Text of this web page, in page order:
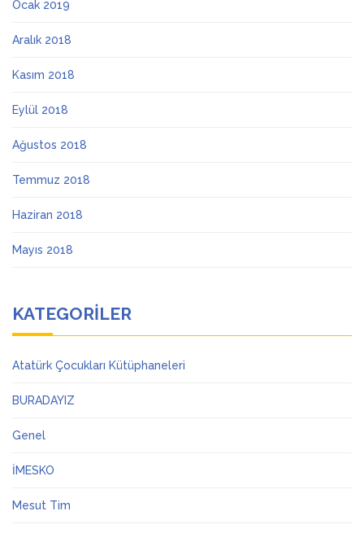
Ocak 2019
Aralık 2018
Kasım 2018
Eylül 2018
Ağustos 2018
Temmuz 2018
Haziran 2018
Mayıs 2018
KATEGORILER
Atatürk Çocukları Kütüphaneleri
BURADAYIZ
Genel
İMESKO
Mesut Tim